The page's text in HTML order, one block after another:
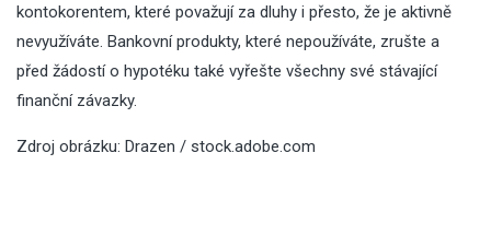
kontokorentem, které považují za dluhy i přesto, že je aktivně
nevyužíváte. Bankovní produkty, které nepoužíváte, zrušte a
před žádostí o hypotéku také vyřešte všechny své stávající
finanční závazky.
Zdroj obrázku: Drazen / stock.adobe.com